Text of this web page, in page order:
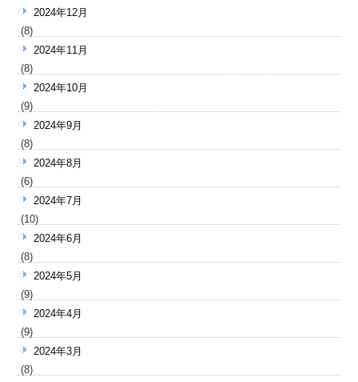
2024年12月
(8)
2024年11月
(8)
2024年10月
(9)
2024年9月
(8)
2024年8月
(6)
2024年7月
(10)
2024年6月
(8)
2024年5月
(9)
2024年4月
(9)
2024年3月
(8)